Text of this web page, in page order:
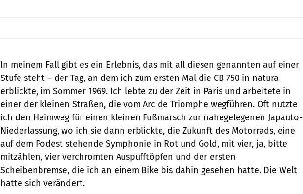
In meinem Fall gibt es ein Erlebnis, das mit all diesen genannten auf einer
Stufe steht – der Tag, an dem ich zum ersten Mal die CB 750 in natura
erblickte, im Sommer 1969. Ich lebte zu der Zeit in Paris und arbeitete in
einer der kleinen Straßen, die vom Arc de Triomphe wegführen. Oft nutzte
ich den Heimweg für einen kleinen Fußmarsch zur nahegelegenen Japauto-
Niederlassung, wo ich sie dann erblickte, die Zukunft des Motorrads, eine
auf dem Podest stehende Symphonie in Rot und Gold, mit vier, ja, bitte
mitzählen, vier verchromten Auspufftöpfen und der ersten
Scheibenbremse, die ich an einem Bike bis dahin gesehen hatte. Die Welt
hatte sich verändert.